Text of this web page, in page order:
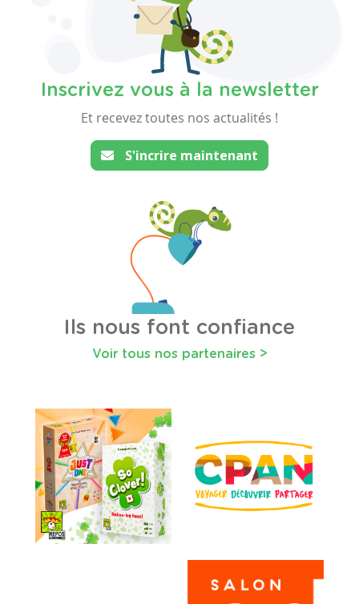
Inscrivez vous à la newsletter
Et recevez toutes nos actualités !
S'incrire maintenant
Ils nous font confiance
Voir tous nos partenaires >